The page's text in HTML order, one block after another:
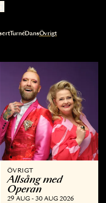
TurnéDansÖvrigt
ÖVRIGT
Allsång med
Operan
29 AUG - 30 AUG 2026